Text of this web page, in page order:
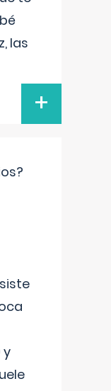
las
+
y